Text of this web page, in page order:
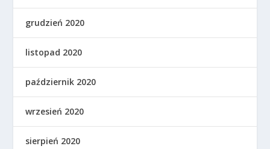
grudzień 2020
listopad 2020
październik 2020
wrzesień 2020
sierpień 2020